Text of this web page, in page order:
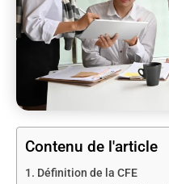
Contenu de l'article
Définition de la CFE